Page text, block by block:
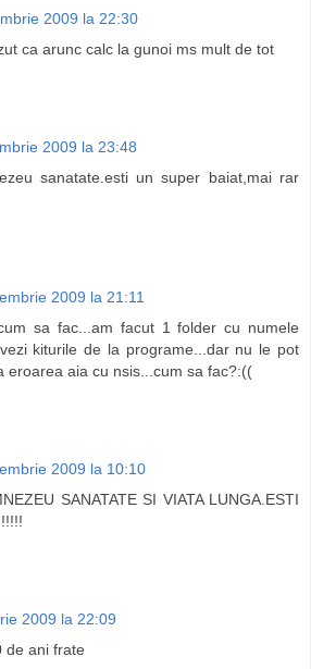
2009 la 22:30
ca arunc calc la gunoi ms mult de tot
2009 la 23:48
sanatate.esti un super baiat,mai rar
2009 la 21:11
sa fac...am facut 1 folder cu numele
kiturile de la programe...dar nu le pot
eroarea aia cu nsis...cum sa fac?:((
2009 la 10:10
SANATATE SI VIATA LUNGA.ESTI
2009 la 22:09
de ani frate